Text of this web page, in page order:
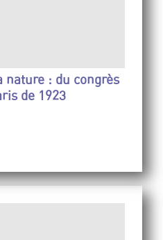
nature : du congrès
de 1923